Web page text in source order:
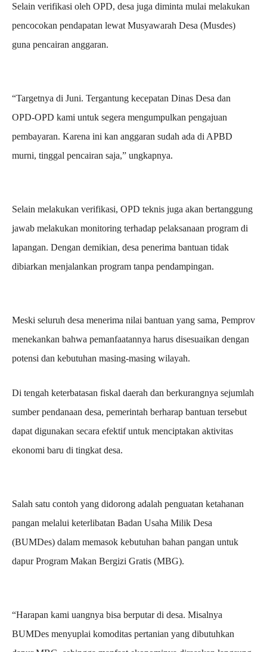
Selain verifikasi oleh OPD, desa juga diminta mulai melakukan
pencocokan pendapatan lewat Musyawarah Desa (Musdes)
guna pencairan anggaran.
“Targetnya di Juni. Tergantung kecepatan Dinas Desa dan
OPD-OPD kami untuk segera mengumpulkan pengajuan
pembayaran. Karena ini kan anggaran sudah ada di APBD
murni, tinggal pencairan saja,” ungkapnya.
Selain melakukan verifikasi, OPD teknis juga akan bertanggung
jawab melakukan monitoring terhadap pelaksanaan program di
lapangan. Dengan demikian, desa penerima bantuan tidak
dibiarkan menjalankan program tanpa pendampingan.
Meski seluruh desa menerima nilai bantuan yang sama, Pemprov
menekankan bahwa pemanfaatannya harus disesuaikan dengan
potensi dan kebutuhan masing-masing wilayah.
Di tengah keterbatasan fiskal daerah dan berkurangnya sejumlah
sumber pendanaan desa, pemerintah berharap bantuan tersebut
dapat digunakan secara efektif untuk menciptakan aktivitas
ekonomi baru di tingkat desa.
Salah satu contoh yang didorong adalah penguatan ketahanan
pangan melalui keterlibatan Badan Usaha Milik Desa
(BUMDes) dalam memasok kebutuhan bahan pangan untuk
dapur Program Makan Bergizi Gratis (MBG).
“Harapan kami uangnya bisa berputar di desa. Misalnya
BUMDes menyuplai komoditas pertanian yang dibutuhkan